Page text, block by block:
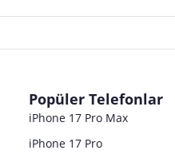
Popüler Telefonlar
iPhone 17 Pro Max
iPhone 17 Pro